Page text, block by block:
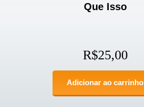
Que Isso
R$25,00
Adicionar ao carrinho